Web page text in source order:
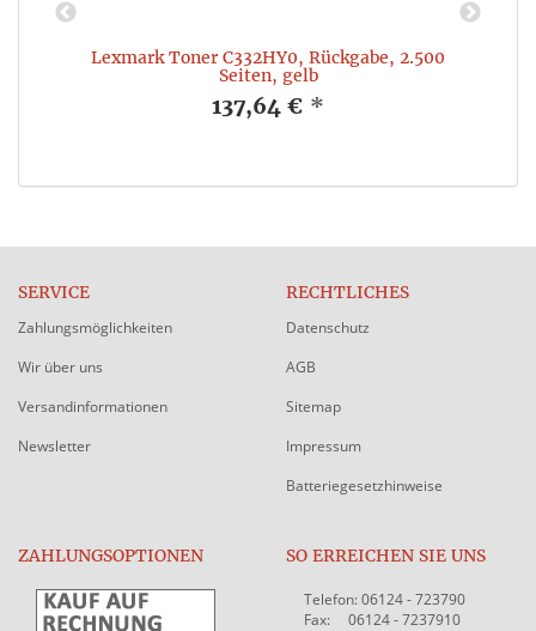
Lexmark Toner C332HY0, Rückgabe, 2.500
Seiten, gelb
137,64 € *
SERVICE
Zahlungsmöglichkeiten
Wir über uns
Versandinformationen
Newsletter
RECHTLICHES
Datenschutz
AGB
Sitemap
Impressum
Batteriegesetzhinweise
ZAHLUNGSOPTIONEN SO ERREICHEN SIE UNS
Telefon: 06124 - 723790
Fax: 06124 - 7237910